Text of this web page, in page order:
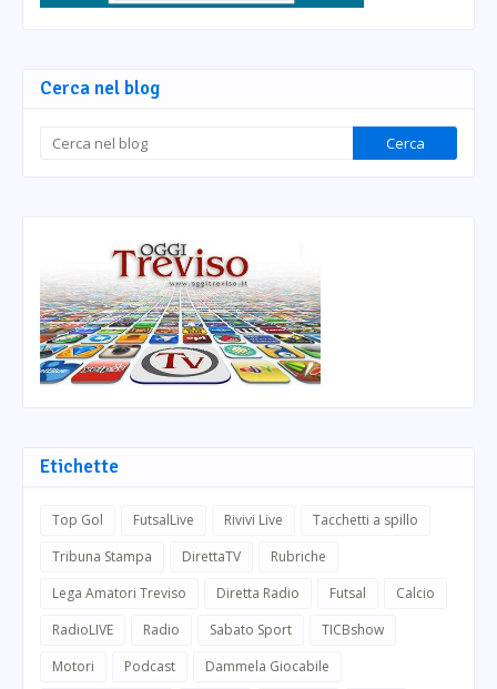
Cerca nel blog
Etichette
Top Gol FutsalLive Rivivi Live
Tacchetti a spillo
Tribuna Stampa
DirettaTV
Rubriche
Lega Amatori Treviso
Diretta Radio Futsal
Calcio
RadioLIVE
Radio Sabato Sport
TICBshow
Motori
Podcast
Dammela Giocabile